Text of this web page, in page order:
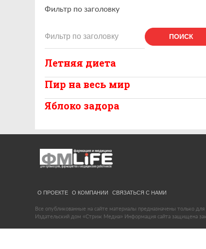
Фильтр по заголовку
ПОИСК
Летняя диета
Пир на весь мир
Яблоко задора
О ПРОЕКТЕ О КОМПАНИИ СВЯЗАТЬСЯ С НАМИ
Все опубликованные на сайте материалы предназначены только
Издательский дом «Стриж Медиа» Информация сайта защищена